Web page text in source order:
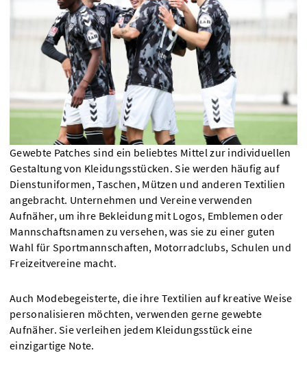
Gewebte Patches sind ein beliebtes Mittel zur individuellen
Gestaltung von Kleidungsstücken. Sie werden häufig auf
Dienstuniformen, Taschen, Mützen und anderen Textilien
angebracht. Unternehmen und Vereine verwenden
Aufnäher, um ihre Bekleidung mit Logos, Emblemen oder
Mannschaftsnamen zu versehen, was sie zu einer guten
Wahl für Sportmannschaften, Motorradclubs, Schulen und
Freizeitvereine macht.
Auch Modebegeisterte, die ihre Textilien auf kreative Weise
personalisieren möchten, verwenden gerne gewebte
Aufnäher. Sie verleihen jedem Kleidungsstück eine
einzigartige Note.